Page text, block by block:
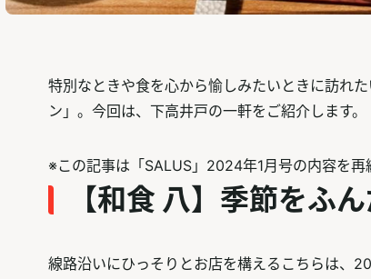
特別なときや食を心から愉しみたいときに訪れ
ン」。今回は、下高井戸の一軒をご紹介します。
※この記事は「SALUS」2024年1月号の内容を再
【和食 八】季節をふ
線路沿いにひっそりとお店を構えるこちらは、